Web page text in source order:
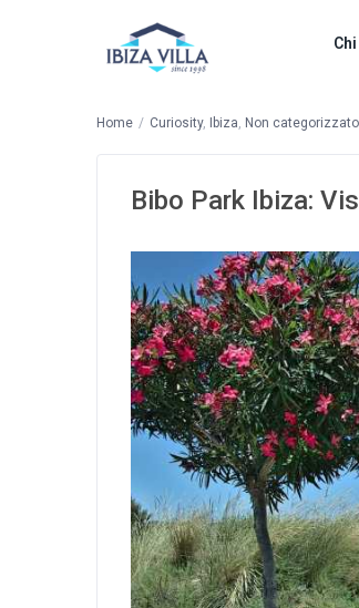
Home Curiosity, Ibiza, Non categorizzato
Bibo Park Ibiza: